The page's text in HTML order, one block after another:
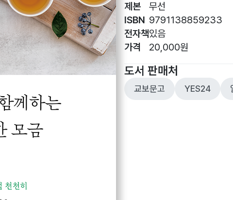
제본
ISBN
전자책
가격
무선
9791138859233
있음
20,000원
도서 판매처
교보문고 YES24